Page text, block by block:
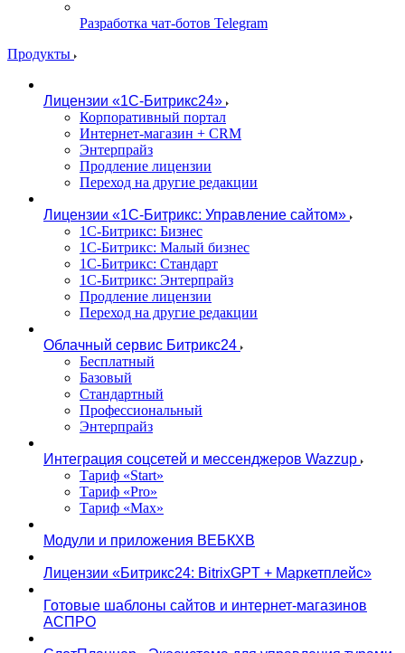
Разработка чат-ботов Telegram
Продукты
Лицензии «1С-Битрикс24»
Корпоративный портал
Интернет-магазин + CRM
Энтерпрайз
Продление лицензии
Переход на другие редакции
Лицензии «1С-Битрикс: Управление сайтом»
1С-Битрикс: Бизнес
1С-Битрикс: Малый бизнес
1С-Битрикс: Стандарт
1С-Битрикс: Энтерпрайз
Продление лицензии
Переход на другие редакции
Облачный сервис Битрикс24
Бесплатный
Базовый
Стандартный
Профессиональный
Энтерпрайз
Интеграция соцсетей и мессенджеров Wazzup
Тариф «Start»
Тариф «Pro»
Тариф «Max»
Модули и приложения ВЕБКХВ
Лицензии «Битрикс24: BitrixGPT + Маркетплейс»
Готовые шаблоны сайтов и интернет-магазинов
АСПРО